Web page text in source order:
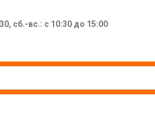
сб.-вс.: с 10:30 до 15:00